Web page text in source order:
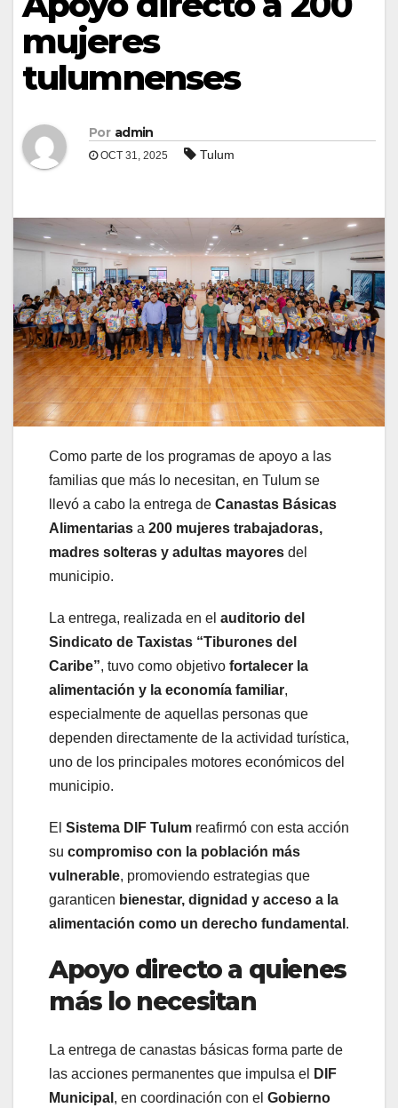
mujeres
tulumnenses
Por admin
OCT 31, 2025 Tulum
Como parte de los programas de apoyo a las
familias que más lo necesitan, en Tulum se
llevó a cabo la entrega de Canastas Básicas
Alimentarias a 200 mujeres trabajadoras,
madres solteras y adultas mayores del
municipio.
La entrega, realizada en el auditorio del
Sindicato de Taxistas “Tiburones del
Caribe”, tuvo como objetivo fortalecer la
alimentación y la economía familiar,
especialmente de aquellas personas que
dependen directamente de la actividad turística,
uno de los principales motores económicos del
municipio.
El Sistema DIF Tulum reafirmó con esta acción
su compromiso con la población más
vulnerable, promoviendo estrategias que
garanticen bienestar, dignidad y acceso a la
alimentación como un derecho fundamental .
Apoyo directo a quienes
más lo necesitan
La entrega de canastas básicas forma parte de
las acciones permanentes que impulsa el
DIF
Municipal , en coordinación con el Gobierno